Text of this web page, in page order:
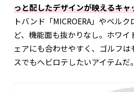
っと配したデザインが映えるキャ
トバンド「MICROERA」やベル
ど、機能面も抜かりなし。ホワイ
ェアにも合わせやすく、ゴルフ
スでもヘビロテしたいアイテムだ。